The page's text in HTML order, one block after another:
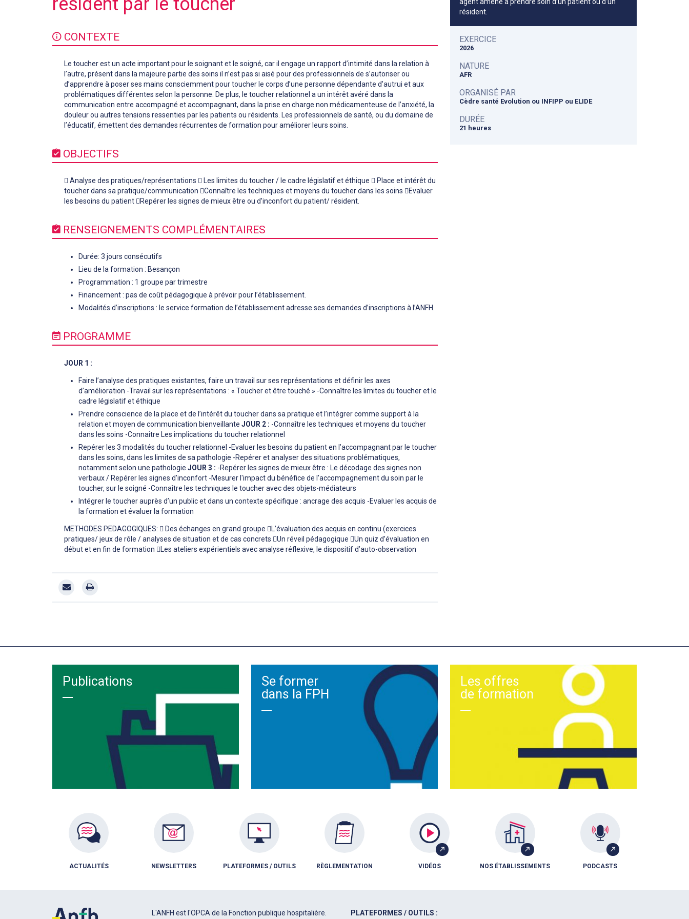
CONTEXTE
Le toucher est un acte important pour le soignant et le soigné, car il engage un rapport d’intimité dans la relation à
l’autre, présent dans la majeure partie des soins il n’est pas si aisé pour des professionnels de s’autoriser ou
d’apprendre à poser ses mains consciemment pour toucher le corps d’une personne dépendante d’autrui et aux
problématiques différentes selon la personne. De plus, le toucher relationnel a un intérêt avéré dans la
communication entre accompagné et accompagnant, dans la prise en charge non médicamenteuse de l’anxiété, la
douleur ou autres tensions ressenties par les patients ou résidents. Les professionnels de santé, ou du domaine de
l’éducatif, émettent des demandes récurrentes de formation pour améliorer leurs soins.
OBJECTIFS
 Analyse des pratiques/représentations  Les limites du toucher / le cadre législatif et éthique  Place et intérêt du
toucher dans sa pratique/communication Connaître les techniques et moyens du toucher dans les soins Evaluer
les besoins du patient Repérer les signes de mieux être ou d’inconfort du patient/ résident.
RENSEIGNEMENTS COMPLÉMENTAIRES
Durée: 3 jours consécutifs
Lieu de la formation : Besançon
Programmation : 1 groupe par trimestre
Financement : pas de coût pédagogique à prévoir pour l’établissement.
Modalités d’inscriptions : le service formation de l’établissement adresse ses demandes d’inscriptions à l’ANFH.
PROGRAMME
JOUR 1 :
Faire l’analyse des pratiques existantes, faire un travail sur ses représentations et définir les axes
d’amélioration -Travail sur les représentations : « Toucher et être touché » -Connaître les limites du toucher et le
cadre législatif et éthique
Prendre conscience de la place et de l’intérêt du toucher dans sa pratique et l’intégrer comme support à la
relation et moyen de communication bienveillante JOUR 2 : -Connaître les techniques et moyens du toucher
dans les soins -Connaitre Les implications du toucher relationnel
Repérer les 3 modalités du toucher relationnel -Evaluer les besoins du patient en l’accompagnant par le toucher
dans les soins, dans les limites de sa pathologie -Repérer et analyser des situations problématiques,
notamment selon une pathologie JOUR 3 : -Repérer les signes de mieux être : Le décodage des signes non
verbaux / Repérer les signes d’inconfort -Mesurer l'impact du bénéfice de l'accompagnement du soin par le
toucher, sur le soigné -Connaître les techniques le toucher avec des objets-médiateurs
Intégrer le toucher auprès d’un public et dans un contexte spécifique : ancrage des acquis -Evaluer les acquis de
la formation et évaluer la formation
METHODES PEDAGOGIQUES:  Des échanges en grand groupe L’évaluation des acquis en continu (exercices
pratiques/ jeux de rôle / analyses de situation et de cas concrets Un réveil pédagogique Un quiz d’évaluation en
début et en fin de formation Les ateliers expérientiels avec analyse réflexive, le dispositif d’auto-observation
agent amené à prendre soin d’un patient ou d’un
résident.
EXERCICE
2026
NATURE
AFR
ORGANISÉ PAR
Cèdre santé Evolution ou INFIPP ou ELIDE
DURÉE
21 heures
Publications
Se former
dans la FPH
Les offres
de formation
ACTUALITÉS NEWSLETTERS PLATEFORMES / OUTILS RÈGLEMENTATION VIDÉOS NOS ÉTABLISSEMENTS PODCASTS
L'ANFH est l'OPCA de la Fonction publique hospitalière. PLATEFORMES / OUTILS :